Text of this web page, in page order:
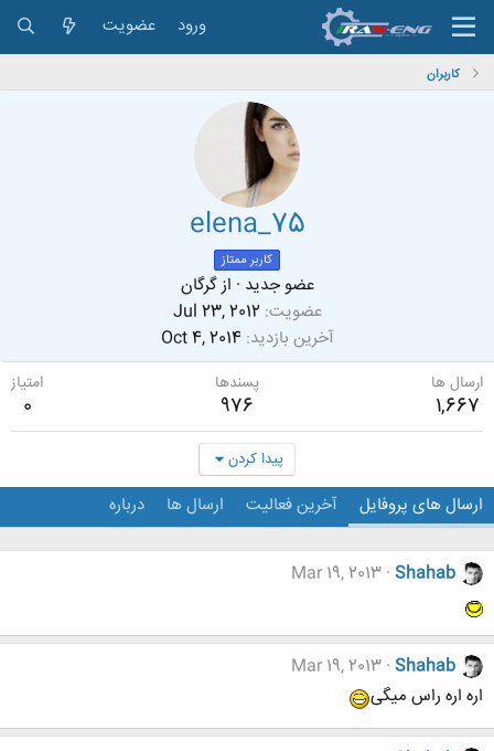
ورود عضویت
کاربران
elena_75
کاربر ممتاز
عضو جدید · ازگرگان
عضویت Jul 23, 2012
آخرین بازدید Oct 4, 2014
ارسال ها
1,667
پسندها
976
امتیاز
0
پیدا کردن
ارسال های پروفایل آخرین فعالیت ارسال ها درباره
Shahab
Mar 19, 2013
Shahab
Mar 19, 2013
اره اره راس میگی